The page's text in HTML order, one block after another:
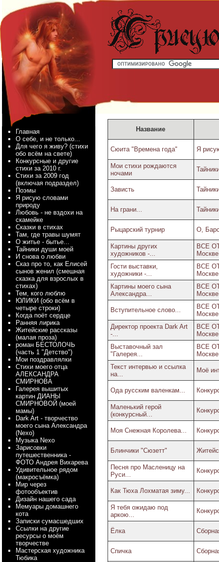
Главная
О себе, и не только...
Для чего я живу? (стихи
обо всём на свете)
Конкурсные и другие
стихи за 2010 г.
Стихи за 2009 год
(включая подраздел)
Поэмы
Я рисую словами
природу
Любовь - не вздохи на
скамейке
Сказки в стихах
Там, где травы шумят
О житье - бытье...
Тайники души моей
И снова о любви
Сказ про то, как Елисей
сынов женил (смешная
сказка для взрослых в
стихах)
Тем, кого люблю
ЮЛИКИ (обо всём в
четыре строки)
Когда поёт сердце
Ранняя лирика
Житейские рассказы
(малая проза)
роман БЕСТОЛОЧЬ
(часть 1 "Детство")
Мои поздравлялки
Стихи моего отца
АЛЕКСАНДРА
СМИРНОВА
Галерея вышитых
картин ДИАНЫ
СМИРНОВОЙ (моей
мамы)
Dark Art - творчество
моего сына Александра
(Nexo)
Myзыка Nexo
Зарисовки
путешественника -
ФОТО Андрея Вихарева
Удивительное рядом
(макросъёмка)
Мир через
фотообъектив
Дизайн нашего сада
Мемуары домашнего
кота
Записки сумасшедших
Ссылки на другие
ресурсы о моём
творчестве
Мастерская художника
Тюбика
Название
Сюита "Времена года" Я
Мои стихи рождаются
ночами
Зависть
На грани...
Рыцарский турнир О,
Картины других
художников -...
ВСЕ
Москве
Гости выставки,
художники -...
ВСЕ
Москве
Картины моего сына
Александра...
ВСЕ
Москве
Вступительное слово...
ВСЕ
Москве
Директор проекта Dark Art
-...
ВСЕ
Москве
Выставочный зал
"Галерея...
ВСЕ
Москве
Текст интервью и ссылка
на...
Моё
Ода русским валенкам...
Маленький герой
(конкурсный...
Моя Снежная Королева...
Блинчики "Сюзетт"
Песня про Масленицу на
Руси...
Как Тюха Лохматая зиму...
Я тебя ожидаю под
аркою...
Ёлка
Спичка